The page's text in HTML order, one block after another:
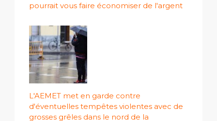
pourrait vous faire économiser de l'argent
L'AEMET met en garde contre
d'éventuelles tempêtes violentes avec de
grosses grêles dans le nord de la